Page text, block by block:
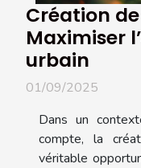
Création
Maximiser
urbain
01/09/2025
Dans un
compte, la
véritable